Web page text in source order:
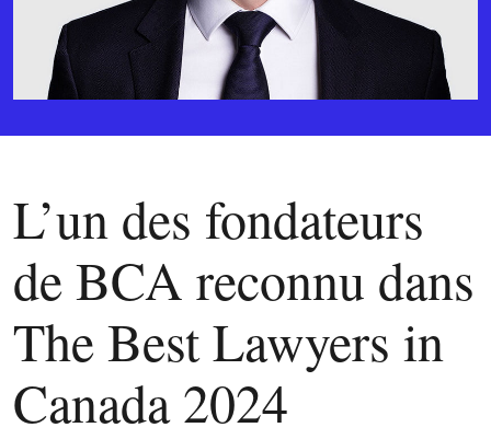
L’un des fondateurs
de BCA reconnu dans
The Best Lawyers in
Canada 2024